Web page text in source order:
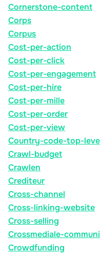
Cornerstone-content
Corps
Corpus
Cost-per-action
Cost-per-click
Cost-per-engagement
Cost-per-hire
Cost-per-mille
Cost-per-order
Cost-per-view
Country-code-top-
Crawl-budget
Crawlen
Crediteur
Cross-channel
Cross-linking-website
Cross-selling
Crossmediale-
Crowdfunding